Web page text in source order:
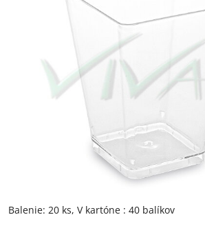
Balenie: 20 ks, V kartóne : 40 balíkov